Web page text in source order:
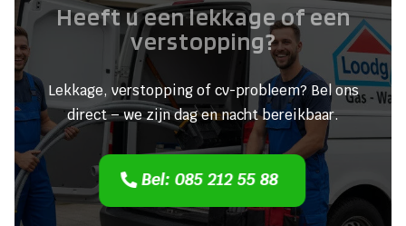
Heeft u een lekkage of een
verstopping?
Lekkage, verstopping of cv-probleem? Bel ons
direct – we zijn dag en nacht bereikbaar.
Bel: 085 212 55 88